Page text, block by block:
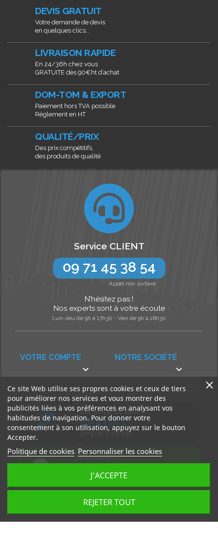
DEVIS GRATUIT
Votre demande de devis
en quelques clics...
LIVRAISON RAPIDE
En 24/36h chez vous
GRATUITE dès 90€ht d’achat
DOM-TOM & EXPORT
Paiement hors TVA possible
Règlement en HT
QUALITÉ/PRIX
Des prix compétitifs,
des produits de qualité
NOTRE SOCIÉTÉ

VOTRE COMPTE

Service CLIENT
09 71 45 38 54
Appel non surtaxé
N’hésitez pas !
Nos experts sont à votre écoute
Lun-Jeu de 9h à 17h30 - Ven de 9h à 16h30
Demande de devis
GRATUIT
Simple & rapide
Découvrez
Accédez à nos articles
Ce site Web utilise ses propres cookies et ceux de tiers
pour améliorer nos services et vous montrer des
publicités liées à vos préférences en analysant vos
habitudes de navigation. Pour donner votre
consentement à son utilisation, appuyez sur le bouton
Accepter.
Politique de cookies Personnaliser les cookies
REJETER TOUT
J'ACCEPTE
Tous droits réservés, MD Ouest © 2026